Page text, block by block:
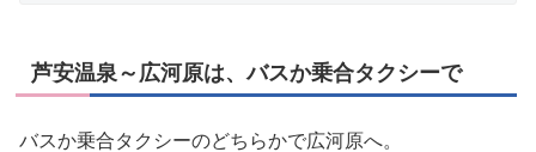
芦安温泉～広河原は、バスか乗合タクシーで
バスか乗合タクシーのどちらかで広河原へ。